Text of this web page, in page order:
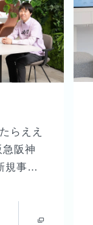
らええ
阪神
規事業